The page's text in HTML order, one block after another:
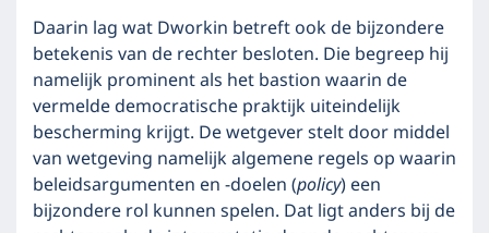
Daarin lag wat Dworkin betreft ook de bijzondere
betekenis van de rechter besloten. Die begreep hij
namelijk prominent als het bastion waarin de
vermelde democratische praktijk uiteindelijk
bescherming krijgt. De wetgever stelt door middel
van wetgeving namelijk algemene regels op waarin
beleidsargumenten en -doelen (policy) een
bijzondere rol kunnen spelen. Dat ligt anders bij de